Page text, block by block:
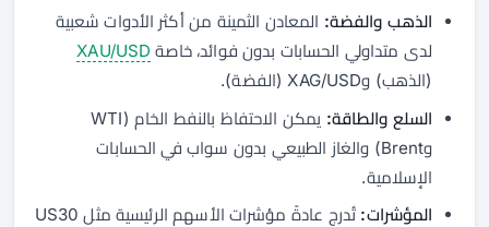
الذهب والفضة: المعادن الثمينة من أكثر الأدوات شعبية
لدى متداولي الحسابات بدون فوائد، خاصة XAU/USD
(الذهب) وXAG/USD (الفضة).
السلع والطاقة:
يمكن الاحتفاظ بالنفط الخام (WTI
وBrent) والغاز الطبيعي بدون سواب في الحسابات
الإسلامية.
المؤشرات:
تُدرج عادةً مؤشرات الأسهم الرئيسية مثل US30